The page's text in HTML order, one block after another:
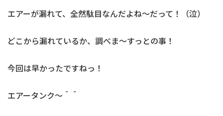
エアーが漏れて、全然駄目なんだよね～だって！（泣）
どこから漏れているか、調べま～すっとの事！
今回は早かったですねっ！
エアータンク～＾＾